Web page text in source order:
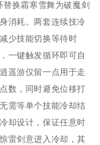
替换霜寒雪舞为破魔剑
消耗。两套连续技冷
少技能切换等待时
一键触发循环即可自
遥游仅留一点用于走
数，同时避免位移打
需等单个技能冷却结
却设计，保证任意时
雷剑意进入冷却，其